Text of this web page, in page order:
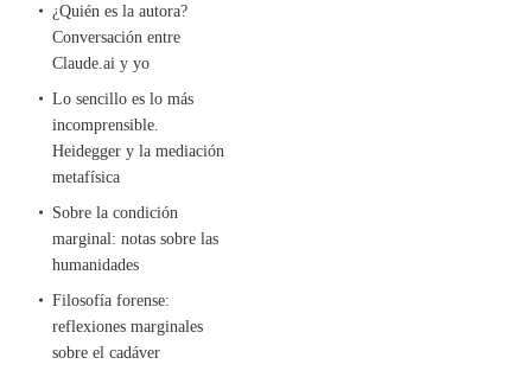
¿Quién es la autora?
Conversación entre
Claude.ai y yo
Lo sencillo es lo más
incomprensible.
Heidegger y la mediación
metafísica
Sobre la condición
marginal: notas sobre las
humanidades
Filosofía forense:
reflexiones marginales
sobre el cadáver